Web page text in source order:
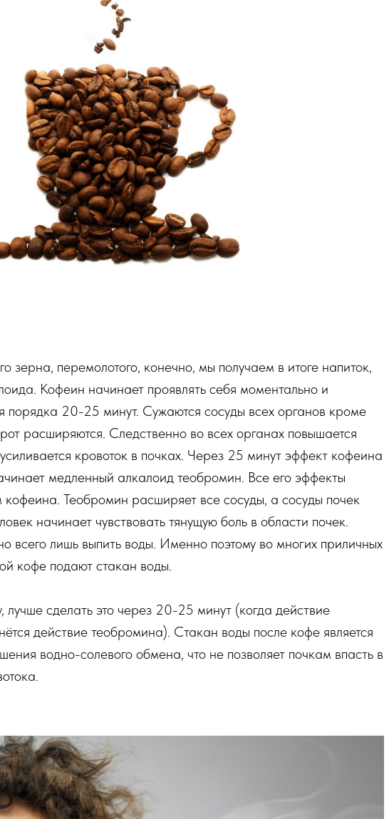
зерна, перемолотого, конечно, мы получаем в итоге напиток,
Кофеин начинает проявлять себя моментально и
порядка 20-25 минут. Сужаются сосуды всех органов кроме
расширяются. Следственно во всех органах повышается
кровоток в почках. Через 25 минут эффект кофеина
медленный алкалоид теобромин. Все его эффекты
Теобромин расширяет все сосуды, а сосуды почек
начинает чувствовать тянущую боль в области почек.
всего лишь выпить воды. Именно поэтому во многих приличных
кофе подают стакан воды.
лучше сделать это через 20-25 минут (когда действие
действие теобромина). Стакан воды после кофе является
водно-солевого обмена, что не позволяет почкам впасть в